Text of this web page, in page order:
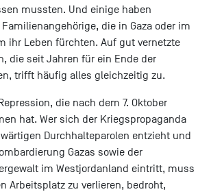
mussten. Und einige haben
die in Gaza oder im
ihr Leben fürchten. Auf gut vernetzte
die seit Jahren für ein Ende der
trifft häufig alles gleichzeitig zu.
die nach dem 7. Oktober
hat. Wer sich der Kriegspropaganda
Durchhalteparolen entzieht und
Gazas sowie der
im Westjordanland eintritt, muss
Arbeitsplatz zu verlieren, bedroht,